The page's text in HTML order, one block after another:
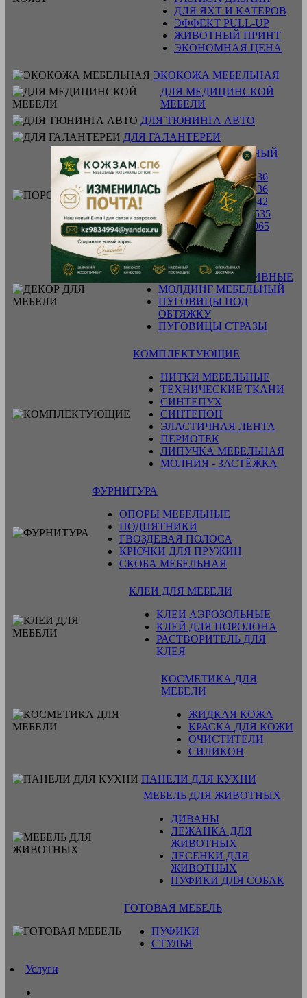
ДЛЯ ЯХТ И КАТЕРОВ
ЭФФЕКТ PULL-UP
ЖИВОТНЫЙ ПРИНТ
ЭКОНОМНАЯ ЦЕНА
ЭКОКОЖА МЕБЕЛЬНАЯ
ДЛЯ МЕДИЦИНСКОЙ
МЕБЕЛИ
ДЛЯ ТЮНИНГА АВТО
ДЛЯ ГАЛАНТЕРЕИ
ПОРОЛОН МЕБЕЛЬНЫЙ
Поролон ST - 2236
Поролон ST - 2536
Поролон ST - 3542
Поролон HR - 3535
Поролон HL - 4065
ДЕКОР ДЛЯ МЕБЕЛИ
ГВОЗДИ ДЕКОРАТИВНЫЕ
МОЛДИНГ МЕБЕЛЬНЫЙ
ПУГОВИЦЫ ПОД
ОБТЯЖКУ
ПУГОВИЦЫ СТРАЗЫ
КОМПЛЕКТУЮЩИЕ
НИТКИ МЕБЕЛЬНЫЕ
ТЕХНИЧЕСКИЕ ТКАНИ
СИНТЕПУХ
СИНТЕПОН
ЭЛАСТИЧНАЯ ЛЕНТА
ПЕРИОТЕК
ЛИПУЧКА МЕБЕЛЬНАЯ
МОЛНИЯ - ЗАСТЁЖКА
ФУРНИТУРА
ОПОРЫ МЕБЕЛЬНЫЕ
ПОДПЯТНИКИ
ГВОЗДЕВАЯ ПОЛОСА
КРЮЧКИ ДЛЯ ПРУЖИН
СКОБА МЕБЕЛЬНАЯ
КЛЕИ ДЛЯ МЕБЕЛИ
КЛЕИ АЭРОЗОЛЬНЫЕ
КЛЕЙ ДЛЯ ПОРОЛОНА
РАСТВОРИТЕЛЬ ДЛЯ
КЛЕЯ
КОСМЕТИКА ДЛЯ
МЕБЕЛИ
ЖИДКАЯ КОЖА
КРАСКА ДЛЯ КОЖИ
ОЧИСТИТЕЛИ
СИЛИКОН
ПАНЕЛИ ДЛЯ КУХНИ
МЕБЕЛЬ ДЛЯ ЖИВОТНЫХ
ДИВАНЫ
ЛЕЖАНКА ДЛЯ
ЖИВОТНЫХ
ЛЕСЕНКИ ДЛЯ
ЖИВОТНЫХ
ПУФИКИ ДЛЯ СОБАК
ГОТОВАЯ МЕБЕЛЬ
ПУФИКИ
СТУЛЬЯ
Услуги